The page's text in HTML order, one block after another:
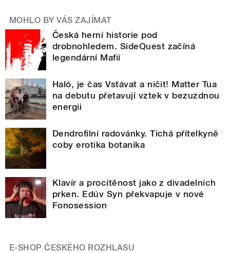
MOHLO BY VÁS ZAJÍMAT
Česká herní historie pod
drobnohledem. SideQuest začíná
legendární Mafií
Haló, je čas Vstávat a ničit! Matter Tua
na debutu přetavují vztek v bezuzdnou
energii
Dendrofilní radovánky. Tichá přítelkyně
coby erotika botanika
Klavír a procítěnost jako z divadelních
prken. Edúv Syn překvapuje v nové
Fonosession
E-SHOP ČESKÉHO ROZHLASU